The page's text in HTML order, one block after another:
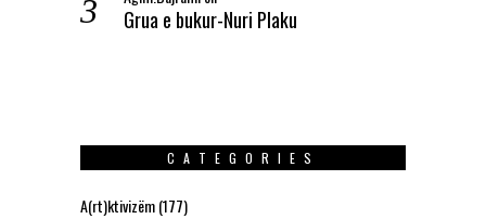
Grua e bukur-Nuri Plaku
CATEGORIES
A(rt)ktivizëm(177)